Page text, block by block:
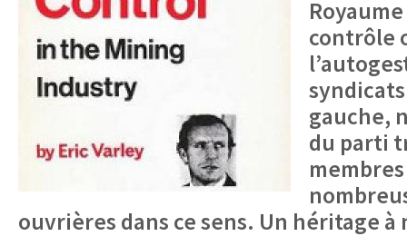
contrôle
gauche,
du parti
ouvrières dans ce sens. Un héritage à